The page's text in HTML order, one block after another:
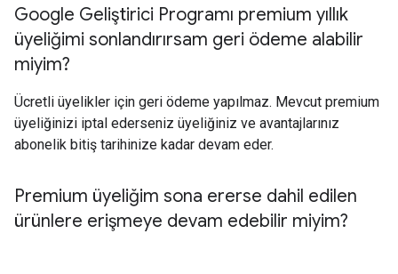
Google Geliştirici Programı premium yıllık
üyeliğimi sonlandırırsam geri ödeme alabilir
miyim?
Ücretli üyelikler için geri ödeme yapılmaz. Mevcut premium
üyeliğinizi iptal ederseniz üyeliğiniz ve avantajlarınız
abonelik bitiş tarihinize kadar devam eder.
Premium üyeliğim sona ererse dahil edilen
ürünlere erişmeye devam edebilir miyim?